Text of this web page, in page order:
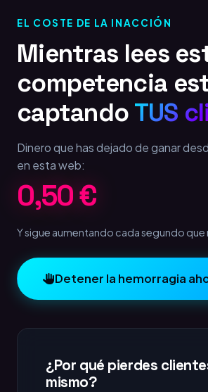
EL COSTE DE LA INACCIÓN
Mientras lees
competencia
captando TUS
Dinero que has dejado de ganar
en esta web:
1,00 €
Y sigue aumentando cada segundo que
Detener la hemorragia
¿Por qué pierdes
mismo?